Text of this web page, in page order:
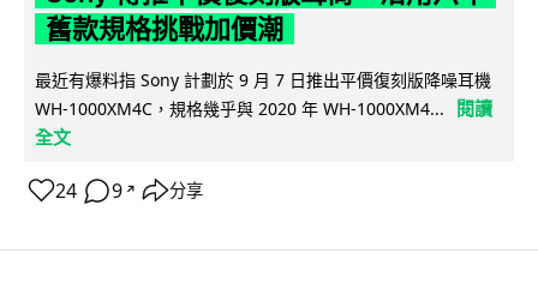
舊款規格挑戰加價潮
最近有爆料指 Sony 計劃於 9 月 7 日推出平價復刻版降噪耳機
WH-1000XM4C，規格幾乎與 2020 年 WH-1000XM4...
閱讀
全文
24 9 ↗ 分享